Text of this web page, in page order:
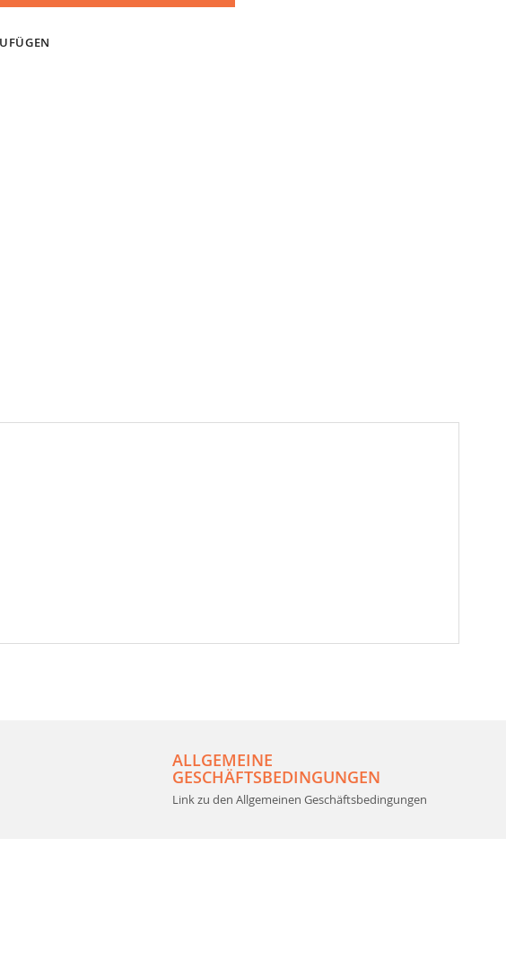
ALLGEMEINE
GESCHÄFTSBEDINGUNGEN
Link zu den Allgemeinen Geschäftsbedingungen